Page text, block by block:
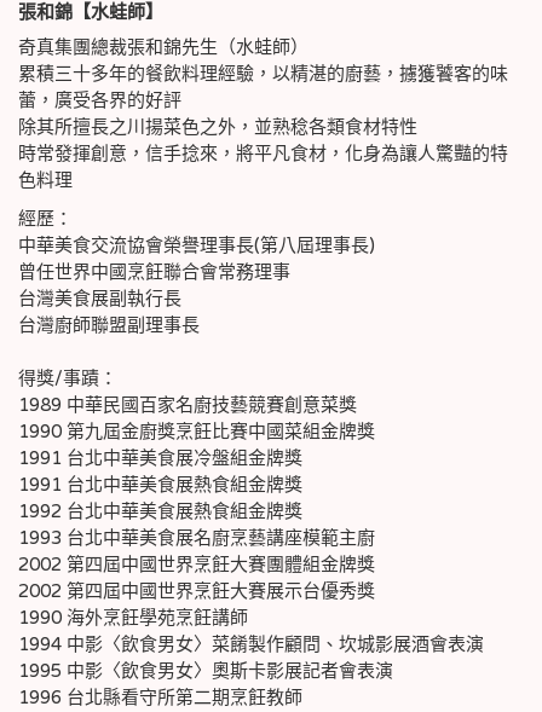
張和錦【水蛙師】
奇真集團總裁張和錦先生（水蛙師）
累積三十多年的餐飲料理經驗，以精湛的廚藝，擄獲饕客的味
蕾，廣受各界的好評
除其所擅長之川揚菜色之外，並熟稔各類食材特性
時常發揮創意，信手捻來，將平凡食材，化身為讓人驚豔的特
色料理
經歷：
中華美食交流協會榮譽理事長(第八屆理事長)
曾任世界中國烹飪聯合會常務理事
台灣美食展副執行長
台灣廚師聯盟副理事長
得獎/事蹟：
1989 中華民國百家名廚技藝競賽創意菜獎
1990 第九屆金廚獎烹飪比賽中國菜組金牌獎
1991 台北中華美食展冷盤組金牌獎
1991 台北中華美食展熱食組金牌獎
1992 台北中華美食展熱食組金牌獎
1993 台北中華美食展名廚烹藝講座模範主廚
2002 第四屆中國世界烹飪大賽團體組金牌獎
2002 第四屆中國世界烹飪大賽展示台優秀獎
1990 海外烹飪學苑烹飪講師
1994 中影〈飲食男女〉菜餚製作顧問、坎城影展酒會表演
1995 中影〈飲食男女〉奧斯卡影展記者會表演
1996 台北縣看守所第二期烹飪教師